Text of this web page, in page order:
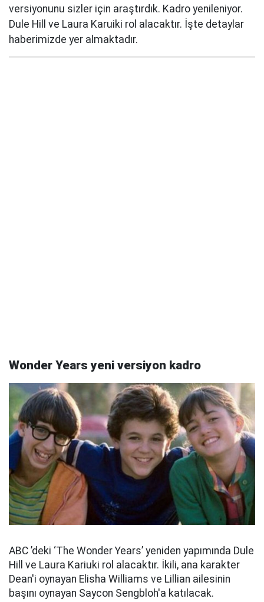
versiyonunu sizler için araştırdık. Kadro yenileniyor.
Dule Hill ve Laura Karuiki rol alacaktır. İşte detaylar
haberimizde yer almaktadır.
Wonder Years yeni versiyon kadro
ABC ’deki ‘The Wonder Years’ yeniden yapımında Dule
Hill ve Laura Kariuki rol alacaktır. İkili, ana karakter
Dean'i oynayan Elisha Williams ve Lillian ailesinin
başını oynayan Saycon Sengbloh'a katılacak.